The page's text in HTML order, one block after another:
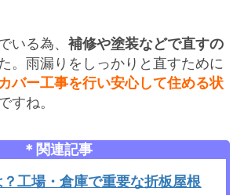
いる為、補修や塗装などで直すの
。雨漏りをしっかりと直すために
バー工事を行い安心して住める状
すね。
＊関連記事
？工場・倉庫で重要な折板屋根